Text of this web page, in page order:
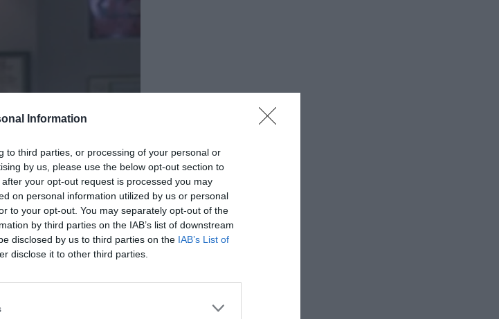
Information
to third parties, or processing of your personal or
by us, please use the below opt-out section to
your opt-out request is processed you may
on personal information utilized by us or personal
to your opt-out. You may separately opt-out of the
by third parties on the IAB’s list of downstream
disclosed by us to third parties on the IAB’s List of
disclose it to other third parties.